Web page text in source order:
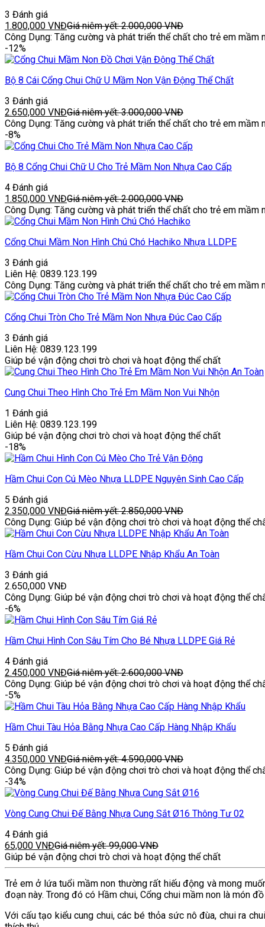
3 Đánh giá
1.800,000 VNĐGiá niêm yết:2.000,000VNĐ
Công Dụng: Tăng cường và phát triển thể chất cho trẻ em mầm
-12%
Bộ 8 Cái Cổng Chui Chữ U Mầm Non Vận Động Thể Chất
3 Đánh giá
2.650,000 VNĐGiá niêm yết:3.000,000VNĐ
Công Dụng: Tăng cường và phát triển thể chất cho trẻ em mầm
-8%
Bộ 8 Cổng Chui Chữ U Cho Trẻ Mầm Non Nhựa Cao Cấp
4 Đánh giá
1.850,000 VNĐGiá niêm yết:2.000,000VNĐ
Công Dụng: Tăng cường và phát triển thể chất cho trẻ em mầm
Cổng Chui Mầm Non Hình Chú Chó Hachiko Nhựa LLDPE
3 Đánh giá
Liên Hệ: 0839.123.199
Công Dụng: Tăng cường và phát triển thể chất cho trẻ em mầm
Cổng Chui Tròn Cho Trẻ Mầm Non Nhựa Đúc Cao Cấp
3 Đánh giá
Liên Hệ: 0839.123.199
Giúp bé vận động chơi trò chơi và hoạt động thể chất
Cung Chui Theo Hình Cho Trẻ Em Mầm Non Vui Nhộn
1 Đánh giá
Liên Hệ: 0839.123.199
Giúp bé vận động chơi trò chơi và hoạt động thể chất
-18%
Hầm Chui Con Cú Mèo Nhựa LLDPE Nguyên Sinh Cao Cấp
5 Đánh giá
2.350,000 VNĐGiá niêm yết:2.850,000VNĐ
Công Dụng: Giúp bé vận động chơi trò chơi và hoạt động thể
Hầm Chui Con Cừu Nhựa LLDPE Nhập Khẩu An Toàn
3 Đánh giá
2.650,000 VNĐ
Công Dụng: Giúp bé vận động chơi trò chơi và hoạt động thể
-6%
Hầm Chui Hình Con Sâu Tím Cho Bé Nhựa LLDPE Giá Rẻ
4 Đánh giá
2.450,000 VNĐGiá niêm yết:2.600,000VNĐ
Công Dụng: Giúp bé vận động chơi trò chơi và hoạt động thể
-5%
Hầm Chui Tàu Hỏa Bằng Nhựa Cao Cấp Hàng Nhập Khẩu
5 Đánh giá
4.350,000 VNĐGiá niêm yết:4.590,000VNĐ
Công Dụng: Giúp bé vận động chơi trò chơi và hoạt động thể
-34%
Vòng Cung Chui Đế Bằng Nhựa Cung Sắt Ø16 Thông Tư 02
4 Đánh giá
65,000 VNĐGiá niêm yết:99,000VNĐ
Giúp bé vận động chơi trò chơi và hoạt động thể chất
Trẻ em ở lứa tuổi mầm non thường rất hiếu động và mong
đoạn này. Trong đó có Hầm chui, Cổng chui mầm non là món
Với cấu tạo kiểu cung chui, các bé thỏa sức nô đùa, chui ra